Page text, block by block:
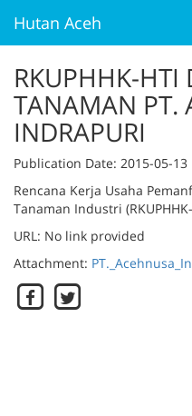
Hutan Aceh
RKUPHHK-HTI
TANAMAN PT.
INDRAPURI
Publication Date: 2015-05-13
Rencana Kerja Usaha
Tanaman Industri
URL: No link provided
Attachment: